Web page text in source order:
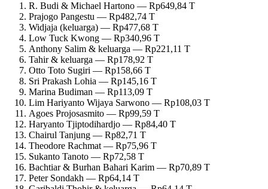
R. Budi & Michael Hartono — Rp649,84 T
Prajogo Pangestu — Rp482,74 T
Widjaja (keluarga) — Rp477,68 T
Low Tuck Kwong — Rp340,96 T
Anthony Salim & keluarga — Rp221,11 T
Tahir & keluarga — Rp178,92 T
Otto Toto Sugiri — Rp158,66 T
Sri Prakash Lohia — Rp145,16 T
Marina Budiman — Rp113,09 T
Lim Hariyanto Wijaya Sarwono — Rp108,03 T
Agoes Projosasmito — Rp99,59 T
Haryanto Tjiptodihardjo — Rp84,40 T
Chairul Tanjung — Rp82,71 T
Theodore Rachmat — Rp75,96 T
Sukanto Tanoto — Rp72,58 T
Bachtiar & Burhan Bahari Karim — Rp70,89 T
Peter Sondakh — Rp64,14 T